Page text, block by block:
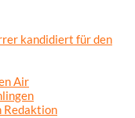
kandidiert für den
Air
Redaktion